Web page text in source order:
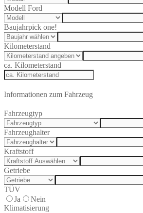
Modell Ford
Baujahrpick one!
Kilometerstand
ca. Kilometerstand
Informationen zum Fahrzeug
Fahrzeugtyp
Fahrzeughalter
Kraftstoff
Getriebe
TÜV
Ja
Nein
Klimatisierung